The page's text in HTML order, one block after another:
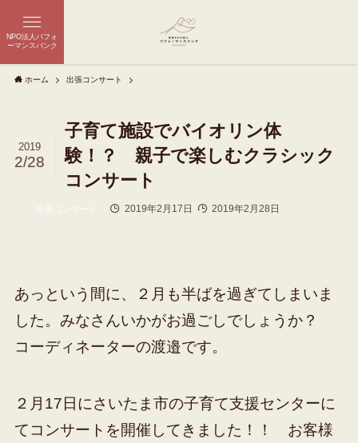
NPO法人パフォ
ーマンスバンク
ホーム 出張コンサート
子育て施設でバイオリン体
験！？ 親子で楽しむクラシック
コンサート
2019
2/28
出張コンサート 2019年2月17日 2019年2月28日
あっという間に、２月も半ばを過ぎてしまいま
した。みなさんいかがお過ごしでしょうか？
コーディネーターの渡邉です。
２月17日にさいたま市の子育て支援センターに
てコンサートを開催してきました！！ お客様